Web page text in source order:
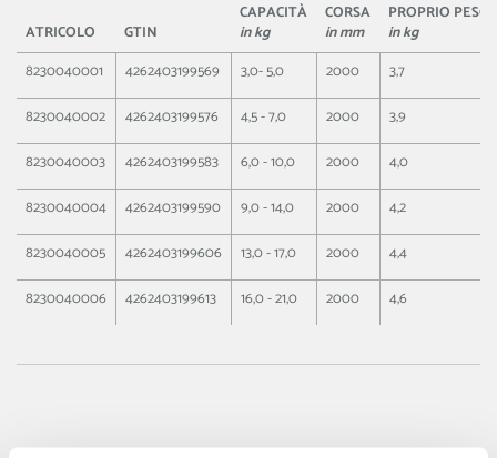
ATRICOLO GTIN
CAPACITÀ
in kg
CORSA
in mm
PROPRIO PESO
in kg
8230040001
4262403199569 3,0- 5,0 2000
3,7
8230040002
4262403199576 4,5 - 7,0 2000
3,9
8230040003
4262403199583 6,0 - 10,0 2000
4,0
8230040004
4262403199590 9,0 - 14,0 2000
4,2
8230040005
4262403199606 13,0 - 17,0 2000
4,4
8230040006
4262403199613 16,0 - 21,0 2000 4,6